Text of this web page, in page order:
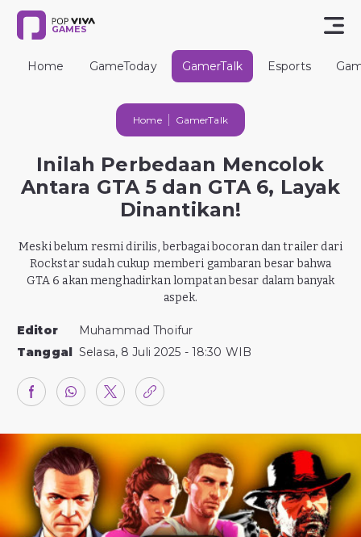
GAMES
Home GameToday GamerTalk Esports
Home GamerTalk
Inilah Perbedaan Mencolok
Antara GTA 5 dan GTA 6, Layak
Dinantikan!
Meski belum resmi dirilis, berbagai bocoran dan trailer dari
Rockstar sudah cukup memberi gambaran besar bahwa
GTA 6 akan menghadirkan lompatan besar dalam banyak
aspek.
Editor
Muhammad Thoifur
Tanggal Selasa, 8 Juli 2025 - 18:30 WIB